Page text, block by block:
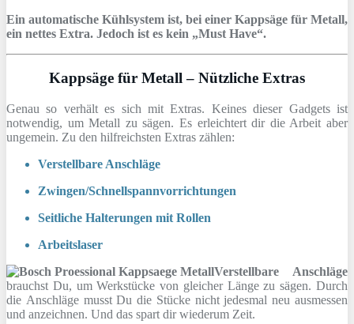
Ein automatische Kühlsystem ist, bei einer Kappsäge für Metall,
ein nettes Extra. Jedoch ist es kein „Must Have“.
Kappsäge für Metall – Nützliche Extras
Genau so verhält es sich mit Extras. Keines dieser Gadgets ist
notwendig, um Metall zu sägen. Es erleichtert dir die Arbeit aber
ungemein. Zu den hilfreichsten Extras zählen:
Verstellbare Anschläge
Zwingen/Schnellspannvorrichtungen
Seitliche Halterungen mit Rollen
Arbeitslaser
Verstellbare Anschläge
brauchst Du, um Werkstücke von gleicher Länge zu sägen. Durch
die Anschläge musst Du die Stücke nicht jedesmal neu ausmessen
und anzeichnen. Und das spart dir wiederum Zeit.